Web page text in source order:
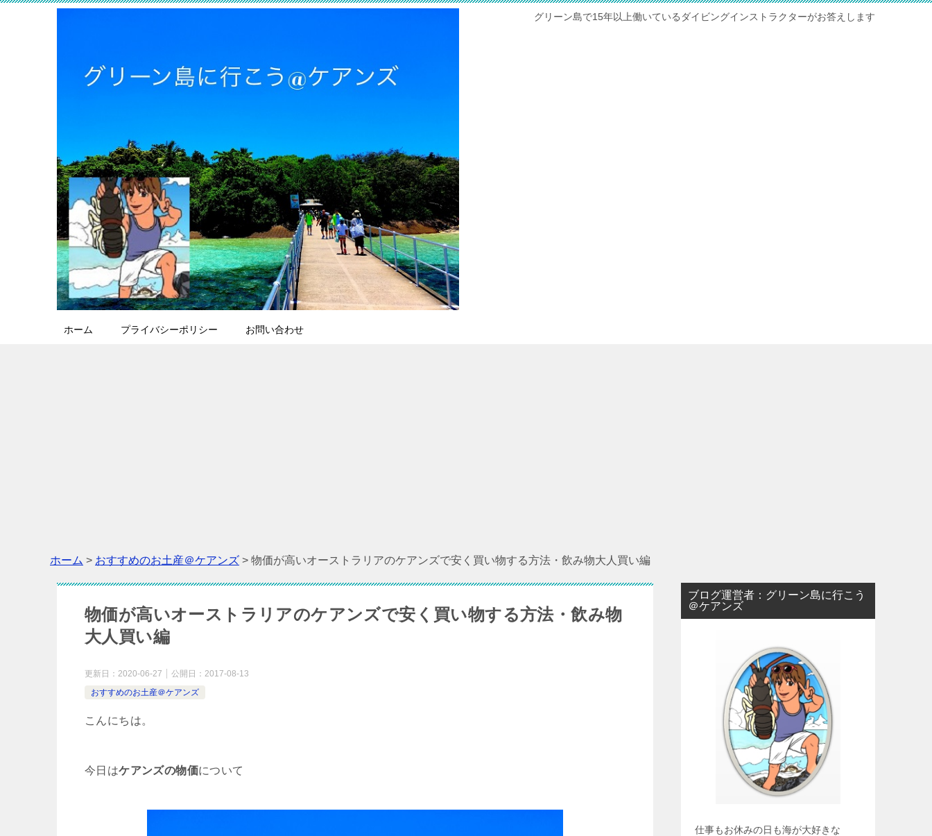
グリーン島で15年以上働いているダイビングインストラクターがお答えします
ホーム プライバシーポリシー お問い合わせ
ホーム > おすすめのお土産＠ケアンズ > 物価が高いオーストラリアのケアンズで安く買い物する方法・飲み物大人買い編
物価が高いオーストラリアのケアンズで安く買い物する方法・飲み物
大人買い編
更新日： 2020-06-27 公開日： 2017-08-13
おすすめのお土産＠ケアンズ
こんにちは。
今日はケアンズの物価について
ブログ運営者：グリーン島に行こう
＠ケアンズ
仕事もお休みの日も海が大好きな